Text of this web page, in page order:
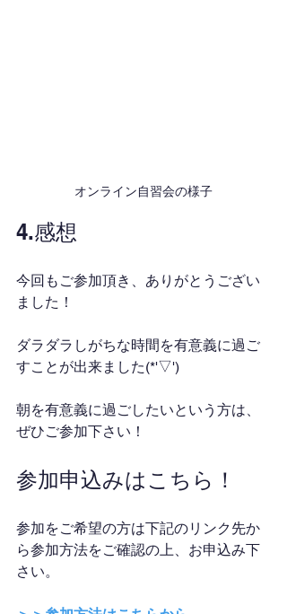
オンライン自習会の様子
4.感想
今回もご参加頂き、ありがとうござい
ました！
ダラダラしがちな時間を有意義に過ご
すことが出来ました(*'▽')
朝を有意義に過ごしたいという方は、
ぜひご参加下さい！
参加申込みはこちら！
参加をご希望の方は下記のリンク先か
ら参加方法をご確認の上、お申込み下
さい。